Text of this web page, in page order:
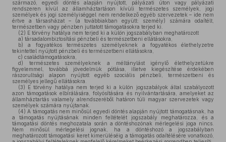
származó, egyedi döntés alapján nyújtott, pályázati úton vagy pályázati
rendszeren kívül az államháztartáson kívüli természetes személyek, jogi
személyek és jogi személyiséggel nem rendelkező egyéb szervezetek – ide nem
értve a társasházat – (a továbbiakban együtt: személy) számára odaítélt,
természetben vagy pénzben juttatott támogatásokra terjed ki.
(2) E törvény hatálya nem terjed ki a külön jogszabályban meghatározott
a) társadalombiztosítási pénzbeli és természetbeni ellátásokra,
b) a fogyatékos természetes személyeknek a fogyatékos élethelyzetre
tekintettel nyújtott pénzbeli és természetbeni ellátásokra,
c) családtámogatásokra,
d) természetes személyeknek a méltánylást igénylő élethelyzetükre
figyelemmel, továbbá jövedelmük pótlása, illetve kiegészítése érdekében
rászorultsági alapon nyújtott egyéb szociális pénzbeli, természetbeni és
személyes jellegű ellátásokra.
(3) E törvény hatálya nem terjed ki a külön jogszabályok által szabályozott
azon támogatások elbírálására, folyósítására és nyilvántartására, amelyeket az
államháztartás valamely alrendszeréből határon túli magyar szervezetek vagy
személyek számára nyújtanak.
(4) A támogatás nem minősül egyedi döntés alapján nyújtott támogatásnak, ha
a támogatás nyújtásának minden feltételét jogszabály meghatározza, és a
támogatási döntés meghozatala során a döntéshozónak mérlegelési joga nincs.
Nem minősül mérlegelési jognak, ha a döntéshozó a jogszabályban
meghatározott támogatási keret kimerüléséig a támogatás odaítélésére vonatkozó,